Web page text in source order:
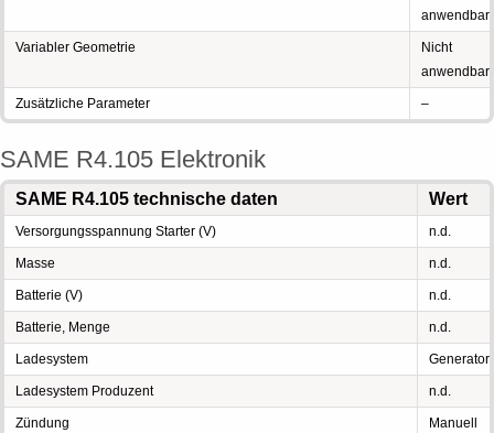
anwendbar
Variabler Geometrie
Nicht
anwendbar
Zusätzliche Parameter –
SAME R4.105 Elektronik
SAME R4.105 technische daten Wert
Versorgungsspannung Starter (V) n.d.
Masse n.d.
Batterie (V) n.d.
Batterie, Menge n.d.
Ladesystem Generator
Ladesystem Produzent n.d.
Zündung Manuell